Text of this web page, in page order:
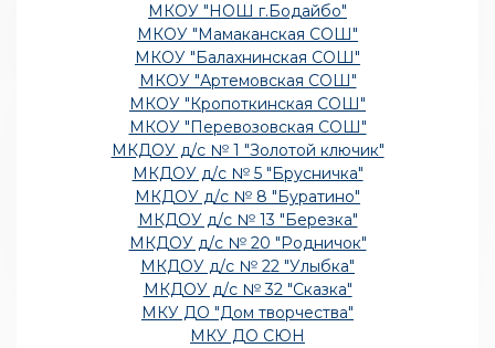
МКОУ "НОШ г.Бодайбо"
МКОУ "Мамаканская СОШ"
МКОУ "Балахнинская СОШ"
МКОУ "Артемовская СОШ"
МКОУ "Кропоткинская СОШ"
МКОУ "Перевозовская СОШ"
МКДОУ д/с № 1 "Золотой ключик"
МКДОУ д/с № 5 "Брусничка"
МКДОУ д/с № 8 "Буратино"
МКДОУ д/с № 13 "Березка"
МКДОУ д/с № 20 "Родничок"
МКДОУ д/с № 22 "Улыбка"
МКДОУ д/с № 32 "Сказка"
МКУ ДО "Дом творчества"
МКУ ДО СЮН